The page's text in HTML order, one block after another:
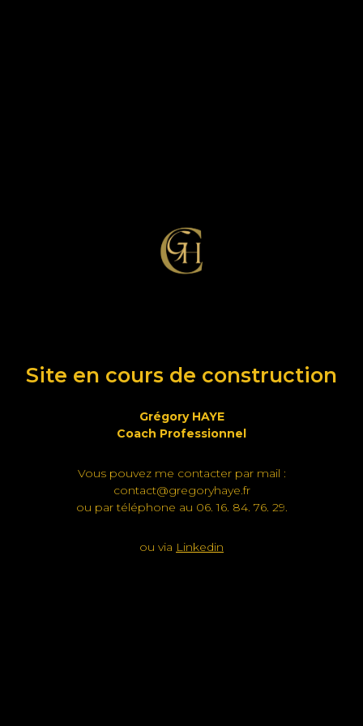
Site en cours de construction
Grégory HAYE
Coach Professionnel
Vous pouvez me contacter par mail :
contact@gregoryhaye.fr
ou par téléphone au 06. 16. 84. 76. 29.
ou via Linkedin